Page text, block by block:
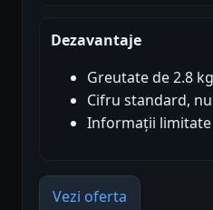
Dezavantaje
Greutate de 2.8 kg
Cifru standard, nu
Informații
Vezi oferta